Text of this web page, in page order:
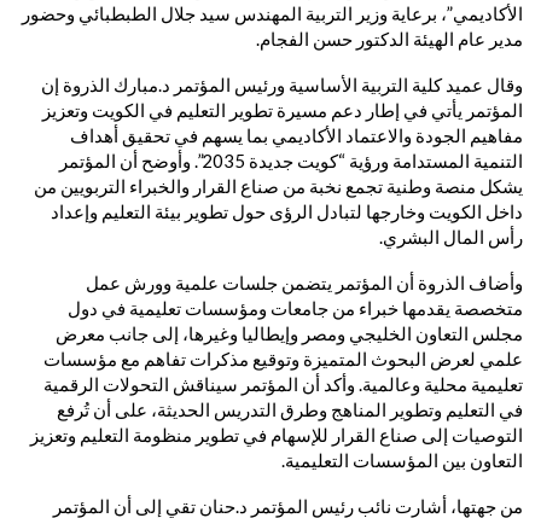
الأكاديمي”، برعاية وزير التربية المهندس سيد جلال الطبطبائي وحضور
مدير عام الهيئة الدكتور حسن الفجام.
وقال عميد كلية التربية الأساسية ورئيس المؤتمر د.مبارك الذروة إن
المؤتمر يأتي في إطار دعم مسيرة تطوير التعليم في الكويت وتعزيز
مفاهيم الجودة والاعتماد الأكاديمي بما يسهم في تحقيق أهداف
التنمية المستدامة ورؤية “كويت جديدة 2035”. وأوضح أن المؤتمر
يشكل منصة وطنية تجمع نخبة من صناع القرار والخبراء التربويين من
داخل الكويت وخارجها لتبادل الرؤى حول تطوير بيئة التعليم وإعداد
رأس المال البشري.
وأضاف الذروة أن المؤتمر يتضمن جلسات علمية وورش عمل
متخصصة يقدمها خبراء من جامعات ومؤسسات تعليمية في دول
مجلس التعاون الخليجي ومصر وإيطاليا وغيرها، إلى جانب معرض
علمي لعرض البحوث المتميزة وتوقيع مذكرات تفاهم مع مؤسسات
تعليمية محلية وعالمية. وأكد أن المؤتمر سيناقش التحولات الرقمية
في التعليم وتطوير المناهج وطرق التدريس الحديثة، على أن تُرفع
التوصيات إلى صناع القرار للإسهام في تطوير منظومة التعليم وتعزيز
التعاون بين المؤسسات التعليمية.
من جهتها، أشارت نائب رئيس المؤتمر د.حنان تقي إلى أن المؤتمر